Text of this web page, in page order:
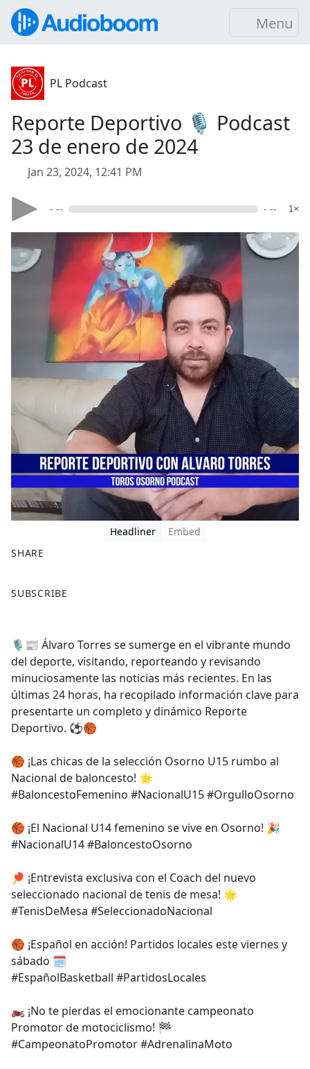
Menu
PL Podcast
Reporte Deportivo 🎙️ Podcast
23 de enero de 2024
Jan 23, 2024, 12:41 PM
- -- - -- 1×
Headliner
Embed
SHARE
a
b
o
o
k
SUBSCRIBE
🎙️📰 Álvaro Torres se sumerge en el vibrante mundo
del deporte, visitando, reporteando y revisando
minuciosamente las noticias más recientes. En las
últimas 24 horas, ha recopilado información clave para
presentarte un completo y dinámico Reporte
Deportivo. ⚽🏀
🏀 ¡Las chicas de la selección Osorno U15 rumbo al
Nacional de baloncesto! 🌟
#BaloncestoFemenino #NacionalU15 #OrgulloOsorno
🏀 ¡El Nacional U14 femenino se vive en Osorno! 🎉
#NacionalU14 #BaloncestoOsorno
🏓 ¡Entrevista exclusiva con el Coach del nuevo
seleccionado nacional de tenis de mesa! 🌟
#TenisDeMesa #SeleccionadoNacional
🏀 ¡Español en acción! Partidos locales este viernes y
sábado 🗓️
#EspañolBasketball #PartidosLocales
🏍️ ¡No te pierdas el emocionante campeonato
Promotor de motociclismo! 🏁
#CampeonatoPromotor #AdrenalinaMoto